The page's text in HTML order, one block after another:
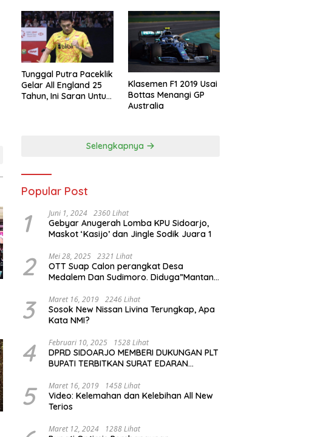
Tunggal Putra Paceklik
Gelar All England 25
Tahun, Ini Saran Untuk
Klasemen F1 2019 Usai
Bottas Menangi GP
Australia
Selengkapnya
Popular Post
1 Juni 1, 2024 2360 Lihat
Gebyar Anugerah Lomba KPU Sidoarjo,
Maskot ‘Kasijo’ dan Jingle Sodik Juara 1
2 Mei 28, 2025 2321 Lihat
OTT Suap Calon perangkat Desa
Medalem Dan Sudimoro. Diduga”Mantan
3 Maret 16, 2019 2246 Lihat
Sosok New Nissan Livina Terungkap, Apa
Kata NMI?
4 Februari 10, 2025 1528 Lihat
DPRD SIDOARJO MEMBERI DUKUNGAN PLT
BUPATI TERBITKAN SURAT EDARAN
(ODL) TK, PAUD, SD, SMP/MTS KELUAR
KOTA
5 Maret 16, 2019 1458 Lihat
Video: Kelemahan dan Kelebihan All New
Terios
Maret 12, 2024 1288 Lihat